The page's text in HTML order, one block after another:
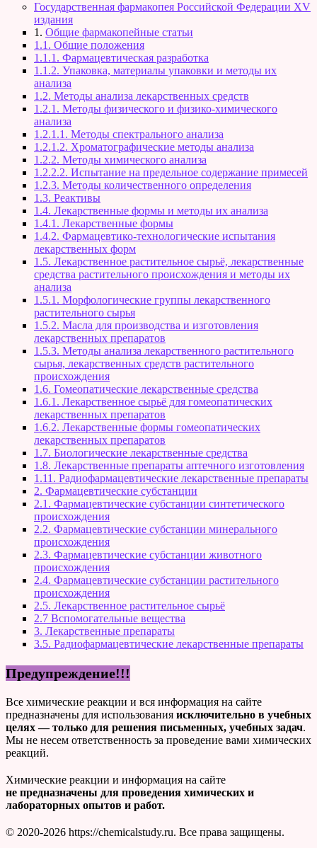
Государственная фармакопея Российской Федерации XV
издания
1. Общие фармакопейные статьи
1.1. Общие положения
1.1.1. Фармацевтическая разработка
1.1.2. Упаковка, материалы упаковки и методы их
анализа
1.2. Методы анализа лекарственных средств
1.2.1. Методы физического и физико-химического
анализа
1.2.1.1. Методы спектрального анализа
1.2.1.2. Хроматографические методы анализа
1.2.2. Методы химического анализа
1.2.2.2. Испытание на предельное содержание примесей
1.2.3. Методы количественного определения
1.3. Реактивы
1.4. Лекарственные формы и методы их анализа
1.4.1. Лекарственные формы
1.4.2. Фармацевтико-технологические испытания
лекарственных форм
1.5. Лекарственное растительное сырьё, лекарственные
средства растительного происхождения и методы их
анализа
1.5.1. Морфологические группы лекарственного
растительного сырья
1.5.2. Масла для производства и изготовления
лекарственных препаратов
1.5.3. Методы анализа лекарственного растительного
сырья, лекарственных средств растительного
происхождения
1.6. Гомеопатические лекарственные средства
1.6.1. Лекарственное сырьё для гомеопатических
лекарственных препаратов
1.6.2. Лекарственные формы гомеопатических
лекарственных препаратов
1.7. Биологические лекарственные средства
1.8. Лекарственные препараты аптечного изготовления
1.11. Радиофармацевтические лекарственные препараты
2. Фармацевтические субстанции
2.1. Фармацевтические субстанции синтетического
происхождения
2.2. Фармацевтические субстанции минерального
происхождения
2.3. Фармацевтические субстанции животного
происхождения
2.4. Фармацевтические субстанции растительного
происхождения
2.5. Лекарственное растительное сырьё
2.7 Вспомогательные вещества
3. Лекарственные препараты
3.5. Радиофармацевтические лекарственные препараты
Предупреждение!!!
Все химические реакции и вся информация на сайте
предназначены для использования исключительно в учебных
целях — только для решения письменных, учебных задач.
Мы не несем ответственность за проведение вами химических
реакций.
Химические реакции и информация на сайте
не предназначены для проведения химических и
лабораторных опытов и работ.
© 2020-2026 https://chemicalstudy.ru. Все права защищены.